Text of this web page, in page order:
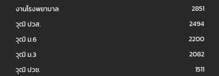
งานโรงพยาบาล
2851
วุฒิ ปวส.
2494
วุฒิ ม.6
2200
วุฒิ ม.3
2082
วุฒิ ปวช.
1511